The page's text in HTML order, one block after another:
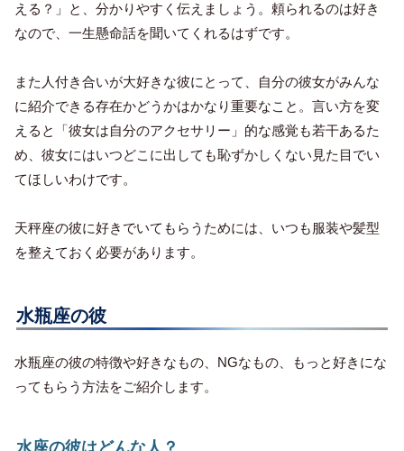
える？」と、分かりやすく伝えましょう。頼られるのは好き
なので、一生懸命話を聞いてくれるはずです。
また人付き合いが大好きな彼にとって、自分の彼女がみんな
に紹介できる存在かどうかはかなり重要なこと。言い方を変
えると「彼女は自分のアクセサリー」的な感覚も若干あるた
め、彼女にはいつどこに出しても恥ずかしくない見た目でい
てほしいわけです。
天秤座の彼に好きでいてもらうためには、いつも服装や髪型
を整えておく必要があります。
水瓶座の彼
水瓶座の彼の特徴や好きなもの、NGなもの、もっと好きにな
ってもらう方法をご紹介します。